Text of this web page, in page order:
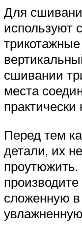
Для
используют
сшивании
места
Перед тем
детали, их
сложенную